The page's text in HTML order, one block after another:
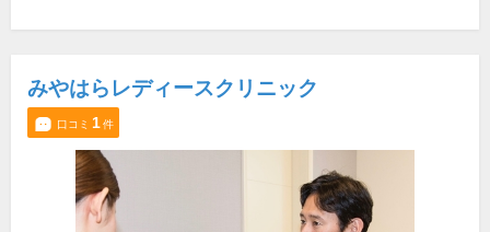
みやはらレディースクリニック
口コミ 1件